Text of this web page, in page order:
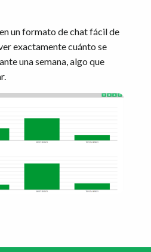
un formato de chat fácil de
exactamente cuánto se
una semana, algo que